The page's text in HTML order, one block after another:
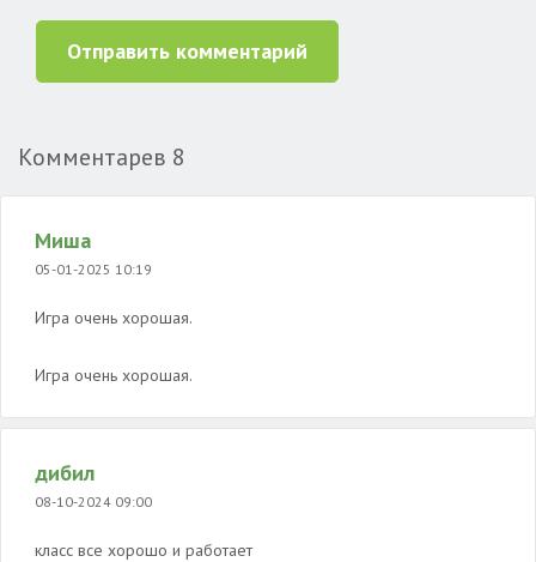
Отправить комментарий
Комментарев 8
Миша
05-01-2025 10:19
Игра очень хорошая.
Игра очень хорошая.
дибил
08-10-2024 09:00
класс все хорошо и работает